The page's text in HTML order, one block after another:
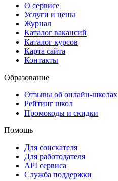
О сервисе
Услуги и цены
Журнал
Каталог вакансий
Каталог курсов
Карта сайта
Контакты
Образование
Отзывы об онлайн-школах
Рейтинг школ
Промокоды и скидки
Помощь
Для соискателя
Для работодателя
API сервиса
Служба поддержки